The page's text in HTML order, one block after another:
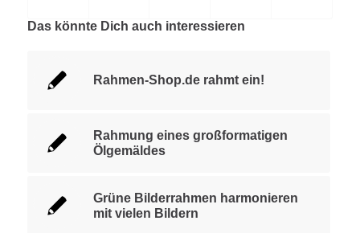
Das könnte Dich auch interessieren
Rahmen-Shop.de rahmt ein!
Rahmung eines großformatigen
Ölgemäldes
Grüne Bilderrahmen harmonieren
mit vielen Bildern